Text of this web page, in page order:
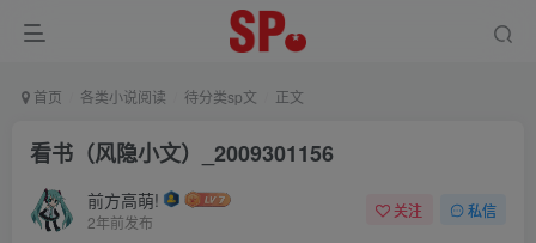
首页 各类小说阅读 待分类sp文 正文
看书（风隐小文）_2009301156
前方高萌!
2年前发布
关注 私信